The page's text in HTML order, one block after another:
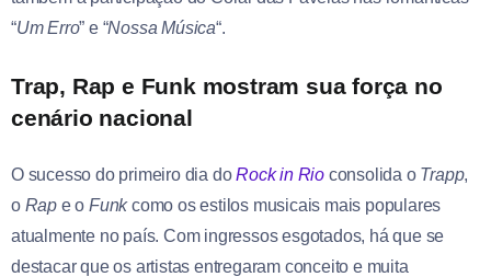
“Um Erro” e “Nossa Música“.
Trap, Rap e Funk mostram sua força no
cenário nacional
O sucesso do primeiro dia doRock in Rio consolida o Trapp,
o Rap e oFunkcomo os estilos musicais mais populares
atualmente no país. Com ingressos esgotados, há que se
destacar que os artistas entregaram conceito e muita